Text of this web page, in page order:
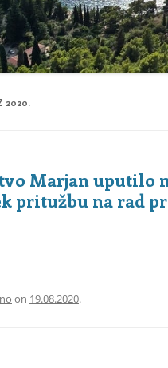
PROCEDURE)
2020.
Marjan
pritužbu na rad
on 19.08.2020.